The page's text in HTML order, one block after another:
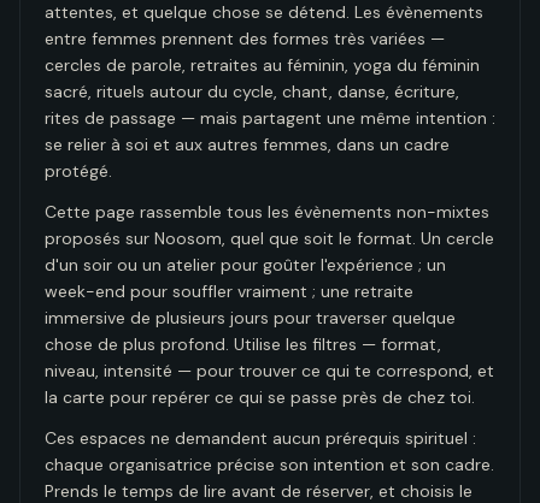
attentes, et quelque chose se détend. Les évènements
entre femmes prennent des formes très variées —
cercles de parole, retraites au féminin, yoga du féminin
sacré, rituels autour du cycle, chant, danse, écriture,
rites de passage — mais partagent une même intention :
se relier à soi et aux autres femmes, dans un cadre
protégé.
Cette page rassemble tous les évènements non-mixtes
proposés sur Noosom, quel que soit le format. Un cercle
d'un soir ou un atelier pour goûter l'expérience ; un
week-end pour souffler vraiment ; une retraite
immersive de plusieurs jours pour traverser quelque
chose de plus profond. Utilise les filtres — format,
niveau, intensité — pour trouver ce qui te correspond, et
la carte pour repérer ce qui se passe près de chez toi.
Ces espaces ne demandent aucun prérequis spirituel :
chaque organisatrice précise son intention et son cadre.
Prends le temps de lire avant de réserver, et choisis le